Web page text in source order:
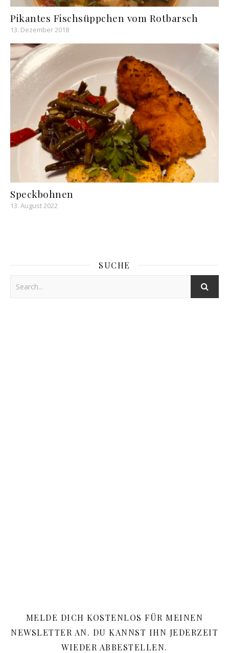
Pikantes Fischsüppchen vom Rotbarsch
13. Dezember 2018
Speckbohnen
13. August 2022
SUCHE
MELDE DICH KOSTENLOS FÜR MEINEN
NEWSLETTER AN. DU KANNST IHN JEDERZEIT
WIEDER ABBESTELLEN.